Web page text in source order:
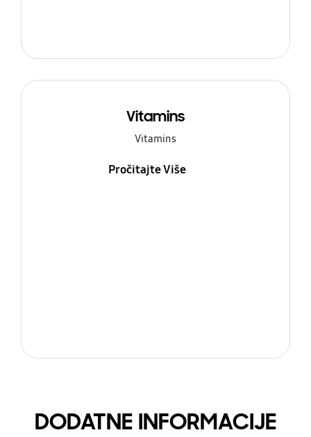
Vitamins
Vitamins
Pročitajte Više
DODATNE INFORMACIJE